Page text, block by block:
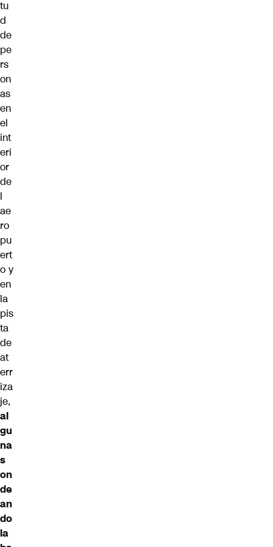
tu
d
de
pe
rs
on
as
en
el
int
eri
or
de
l
ae
ro
pu
ert
o y
en
la
pis
ta
de
at
err
iza
je,
al
gu
na
s
on
de
an
do
la